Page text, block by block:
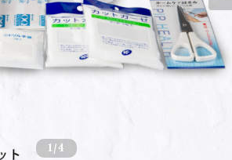
1 /4